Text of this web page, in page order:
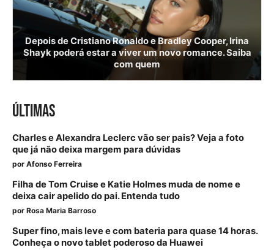
Depois de Cristiano Ronaldo e Bradley Cooper, Irina
Shayk poderá estar a viver um novo romance. Saiba
com quem
ÚLTIMAS
Charles e Alexandra Leclerc vão ser pais? Veja a foto
que já não deixa margem para dúvidas
por Afonso Ferreira
Filha de Tom Cruise e Katie Holmes muda de nome e
deixa cair apelido do pai. Entenda tudo
por Rosa Maria Barroso
Super fino, mais leve e com bateria para quase 14 horas.
Conheça o novo tablet poderoso da Huawei